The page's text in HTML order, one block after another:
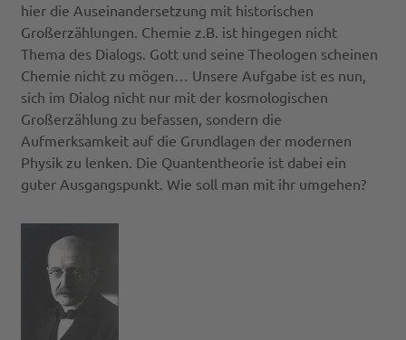
hier die Auseinandersetzung mit historischen
Großerzählungen. Chemie z.B. ist hingegen nicht
Thema des Dialogs. Gott und seine Theologen scheinen
Chemie nicht zu mögen… Unsere Aufgabe ist es nun,
sich im Dialog nicht nur mit der kosmologischen
Großerzählung zu befassen, sondern die
Aufmerksamkeit auf die Grundlagen der modernen
Physik zu lenken. Die Quantentheorie ist dabei ein
guter Ausgangspunkt. Wie soll man mit ihr umgehen?